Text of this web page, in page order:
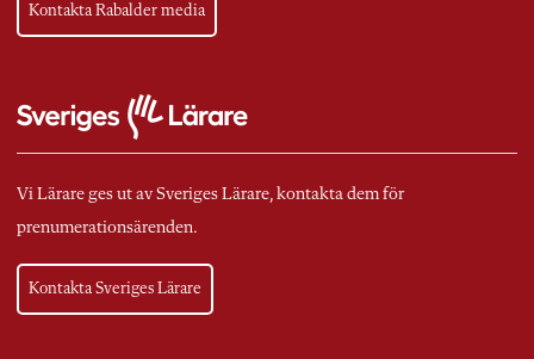
Kontakta Rabalder media
Vi Lärare ges ut av Sveriges Lärare, kontakta dem för
prenumerationsärenden.
Kontakta Sveriges Lärare